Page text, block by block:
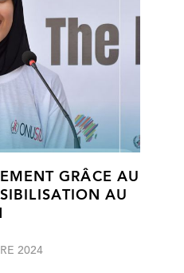
GRÂCE AU
AU
2024